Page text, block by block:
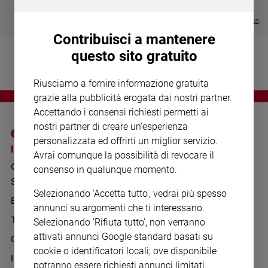
Devozione
fede
giorno
Santo
del
Società
e
valori
Visualizza tutte le collection
I SITI SAN PAOLO
GRUPPO EDITORIALE
SAN PAOLO
BENESSERE
TELENOVA
GAZZETTA D'ALBA
IL GIORNALINO
NOTE LEGALI
PRIVACY POLICY
WHISTLEBLOWING
SOCIAL
Contribuisci a mantenere
questo sito gratuito
Riusciamo a fornire informazione gratuita
grazie alla pubblicità erogata dai nostri partner.
Accettando i consensi richiesti permetti ai
nostri partner di creare un'esperienza
personalizzata ed offrirti un miglior servizio.
Avrai comunque la possibilità di revocare il
consenso in qualunque momento.
Selezionando 'Accetta tutto', vedrai più spesso
annunci su argomenti che ti interessano.
Selezionando 'Rifiuta tutto', non verranno
attivati annunci Google standard basati su
cookie o identificatori locali; ove disponibile
potranno essere richiesti annunci limitati.